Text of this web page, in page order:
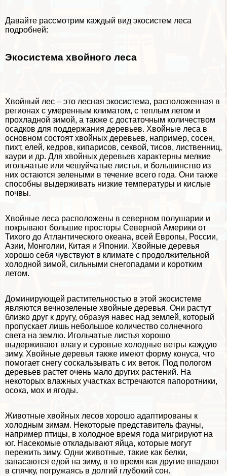
Давайте рассмотрим каждый вид экосистем леса
подробней:
Экосистема хвойного леса
Хвойный лес – это лесная экосистема, расположенная в
регионах с умеренным климатом, с теплым летом и
прохладной зимой, а также с достаточным количеством
осадков для поддержания деревьев. Хвойные леса в
основном состоят хвойных деревьев, например, сосен,
пихт, елей, кедров, кипарисов, секвой, тисов, лиственниц,
каури и др. Для хвойных деревьев хаpaктерны мелкие
игольчатые или чешуйчатые листья, и большинство из
них остаются зелеными в течение всего года. Они также
способны выдерживать низкие температуры и кислые
почвы.
Хвойные леса расположены в северном полушарии и
покрывают большие просторы Северной Америки от
Тихого до Атлантического океана, всей Европы, России,
Азии, Монголии, Китая и Японии. Хвойные деревья
хорошо себя чувствуют в климате с продолжительной
холодной зимой, сильными снегопадами и коротким
летом.
Доминирующей растительностью в этой экосистеме
являются вечнозеленые хвойные деревья. Они растут
близко друг к другу, образуя навес над землей, который
пропускает лишь небольшое количество солнечного
света на землю. Игольчатые листья хорошо
выдерживают влагу и суровые холодные ветры каждую
зиму. Хвойные деревья также имеют форму конуса, что
помогает снегу соскальзывать с их веток. Под пологом
деревьев растет очень мало других растений. На
некоторых влажных участках встречаются папоротники,
осока, мох и ягоды.
Животные хвойных лесов хорошо адаптированы к
холодным зимам. Некоторые представитель фауны,
например птицы, в холодное время года мигрируют на
юг. Насекомые откладывают яйца, которые могут
пережить зиму. Одни животные, такие как белки,
запасаются едой на зиму, в то время как другие впадают
в спячку, погружаясь в долгий глубокий сон.